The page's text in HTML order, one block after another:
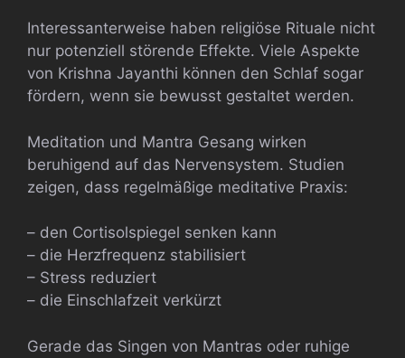
Interessanterweise haben religiöse Rituale nicht
nur potenziell störende Effekte. Viele Aspekte
von Krishna Jayanthi können den Schlaf sogar
fördern, wenn sie bewusst gestaltet werden.
Meditation und Mantra Gesang wirken
beruhigend auf das Nervensystem. Studien
zeigen, dass regelmäßige meditative Praxis:
– den Cortisolspiegel senken kann
– die Herzfrequenz stabilisiert
– Stress reduziert
– die Einschlafzeit verkürzt
Gerade das Singen von Mantras oder ruhige